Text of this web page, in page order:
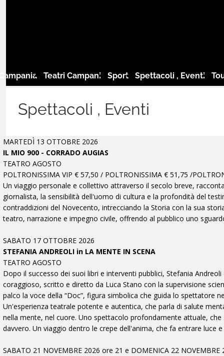
Teatri Campani Sport Spettacoli , Eventi
Spettacoli , Eventi
MARTEDÌ 13 OTTOBRE 2026
IL MIO 900 - CORRADO AUGIAS
TEATRO AGOSTO
POLTRONISSIMA VIP € 57,50 / POLTRONISSIMA € 51,75 /
Un viaggio personale e collettivo attraverso il secolo breve,
giornalista, la sensibilità dell'uomo di cultura e la profondità del
contraddizioni del Novecento, intrecciando la Storia con la sua
teatro, narrazione e impegno civile, offrendo al pubblico uno
SABATO 17 OTTOBRE 2026
STEFANIA ANDREOLI in LA MENTE IN SCENA
TEATRO AGOSTO
Dopo il successo dei suoi libri e interventi pubblici, Stefania
coraggioso, scritto e diretto da Luca Stano con la supervisione
palco la voce della “Doc”, figura simbolica che guida lo spettatore
Un'esperienza teatrale potente e autentica, che parla di salute
nella mente, nel cuore. Uno spettacolo profondamente attuale,
davvero. Un viaggio dentro le crepe dell'anima, che fa entrare luce
SABATO 21 NOVEMBRE 2026 ore 21 e DOMENICA 22 NOVEMBRE